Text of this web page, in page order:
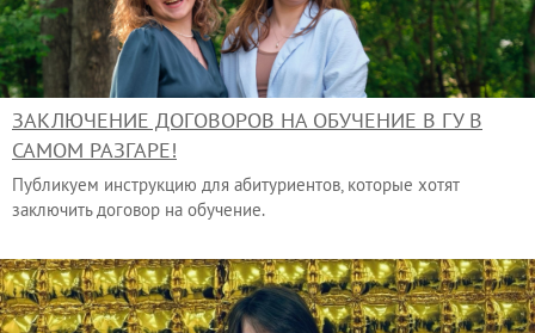
ЗАКЛЮЧЕНИЕ ДОГОВОРОВ НА ОБУЧЕНИЕ В ГУ В
САМОМ РАЗГАРЕ!
Публикуем инструкцию для абитуриентов, которые хотят
заключить договор на обучение.